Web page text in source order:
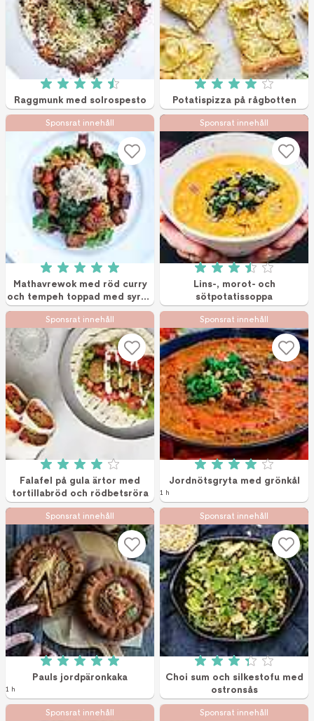
Betyg: 4.5 av 5 (13 röster)
Raggmunk med solrospesto
Betyg: 4 av 5 (4
Potatispizza på rågbotten
Sponsrat innehåll
Betyg: 5 av 5 (3 röster)
Mathavrewok med röd curry
och tempeh toppad med syrad
kål
Sponsrat innehåll
Betyg: 3.5 av 5
Lins-, morot- och
sötpotatissoppa
Sponsrat innehåll
Betyg: 4 av 5 (9 röster)
Falafel på gula ärtor med
tortillabröd och rödbetsröra
Sponsrat innehåll
Betyg: 4 av 5 (11
Jordnötsgryta med grönkål
1 h
Sponsrat innehåll
Betyg: 5 av 5 (1 röster)
Pauls jordpäronkaka
1 h
Sponsrat innehåll
Betyg: 3.3 av 5
Choi sum och silkestofu med
ostronsås
Sponsrat innehåll Sponsrat innehåll